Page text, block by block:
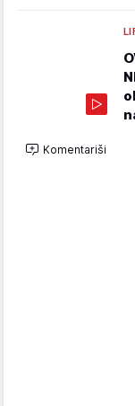
Komentariši